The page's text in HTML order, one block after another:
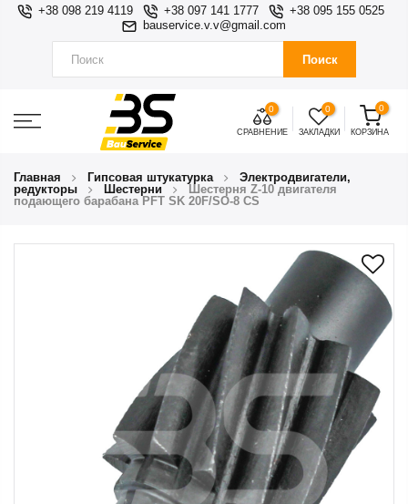
+38 098 219 4119 +38 097 141 1777
+38 095 155 0525
bauservice.v.v@gmail.com
Поиск
0
СРАВНЕНИЕ
0
ЗАКЛАДКИ
0
КОРЗИНА
Главная Гипсовая штукатурка
Электродвигатели,
редукторы
Шестерни
Шестерня Z-10 двигателя
подающего барабана PFT SK 20F/SO-8 CS